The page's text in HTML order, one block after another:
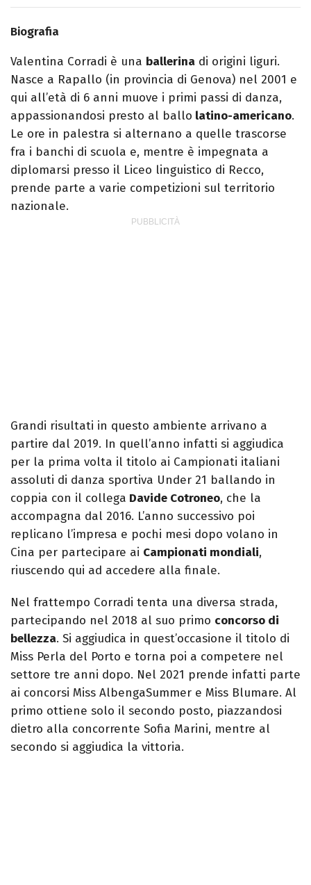
Biografia
Valentina Corradi è una ballerina di origini liguri.
Nasce a Rapallo (in provincia di Genova) nel 2001 e
qui all’età di 6 anni muove i primi passi di danza,
appassionandosi presto al ballo latino-americano.
Le ore in palestra si alternano a quelle trascorse
fra i banchi di scuola e, mentre è impegnata a
diplomarsi presso il Liceo linguistico di Recco,
prende parte a varie competizioni sul territorio
nazionale.
Grandi risultati in questo ambiente arrivano a
partire dal 2019. In quell’anno infatti si aggiudica
per la prima volta il titolo ai Campionati italiani
assoluti di danza sportiva Under 21 ballando in
coppia con il collega Davide Cotroneo, che la
accompagna dal 2016. L’anno successivo poi
replicano l’impresa e pochi mesi dopo volano in
Cina per partecipare ai Campionati mondiali,
riuscendo qui ad accedere alla finale.
Nel frattempo Corradi tenta una diversa strada,
partecipando nel 2018 al suo primo concorso di
bellezza. Si aggiudica in quest’occasione il titolo di
Miss Perla del Porto e torna poi a competere nel
settore tre anni dopo. Nel 2021 prende infatti parte
ai concorsi Miss AlbengaSummer e Miss Blumare. Al
primo ottiene solo il secondo posto, piazzandosi
dietro alla concorrente Sofia Marini, mentre al
secondo si aggiudica la vittoria.